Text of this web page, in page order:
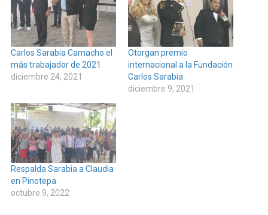
Carlos Sarabia Camacho el
más trabajador de 2021.
diciembre 24, 2021
Otorgan premio
internacional a la Fundación
Carlos Sarabia
diciembre 9, 2021
Respalda Sarabia a Claudia
en Pinotepa
octubre 9, 2022